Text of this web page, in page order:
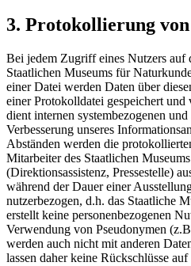
3. Protokollierung
Bei jedem Zugriff eines Nutzers auf
Staatlichen Museums für
einer Datei werden Daten über
einer Protokolldatei gespeichert
dient internen systembezogenen
Verbesserung unseres
Abständen werden die
Mitarbeiter des Staatlichen
(Direktionsassistenz, Pressestelle)
während der Dauer einer
nutzerbezogen, d.h. das Staatliche
erstellt keine personenbezogenen
Verwendung von Pseudonymen
werden auch nicht mit anderen
lassen daher keine Rückschlüsse